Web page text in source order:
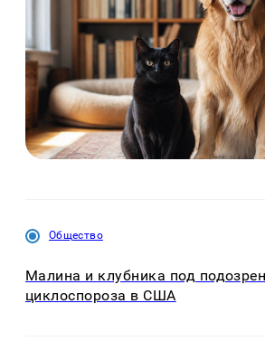
Общество
Малина и клубника под
циклоспороза в США